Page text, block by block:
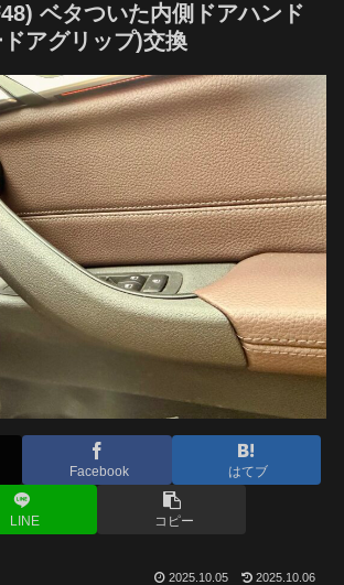
ベタついた内側ドアハンド
アグリップ)交換
Facebook はてブ
LINE コピー
2025.10.05 2025.10.06